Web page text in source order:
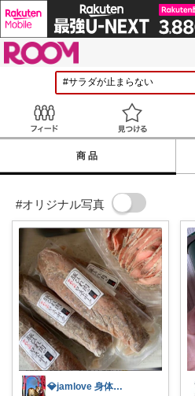
見
商品
#オリジナル写真
💎jamlove 身体に優しく